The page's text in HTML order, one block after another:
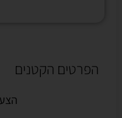
הפרטים הקטנים